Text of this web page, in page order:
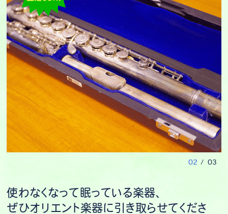
02 / 03
使わなくなって眠っている楽器、
ぜひオリエント楽器に引き取らせてくださ